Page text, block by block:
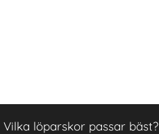
Vilka löparskor passar bäst?